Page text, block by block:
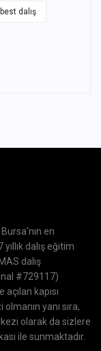
dalış
en
dalış eğitim
dalış
#729117)
kapısı
yanı sıra,
olarak da sizlere
ile sunmaktadır.